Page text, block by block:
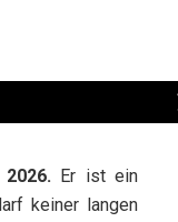
Er ist ein
keiner langen